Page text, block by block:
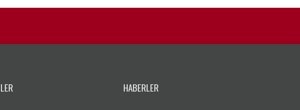
HABERLER